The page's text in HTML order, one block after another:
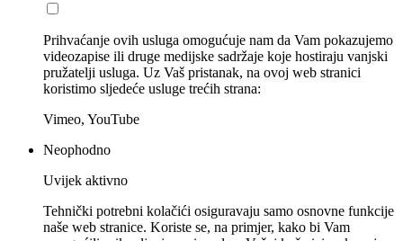
Prihvaćanje ovih usluga omogućuje nam da Vam pokazujemo
videozapise ili druge medijske sadržaje koje hostiraju vanjski
pružatelji usluga. Uz Vaš pristanak, na ovoj web stranici
koristimo sljedeće usluge trećih strana:
Vimeo, YouTube
Neophodno
Uvijek aktivno
Tehnički potrebni kolačići osiguravaju samo osnovne funkcije
naše web stranice. Koriste se, na primjer, kako bi Vam